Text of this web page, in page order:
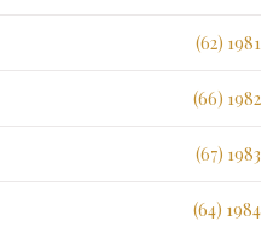
1981 (62)
1982 (66)
1983 (67)
1984 (64)